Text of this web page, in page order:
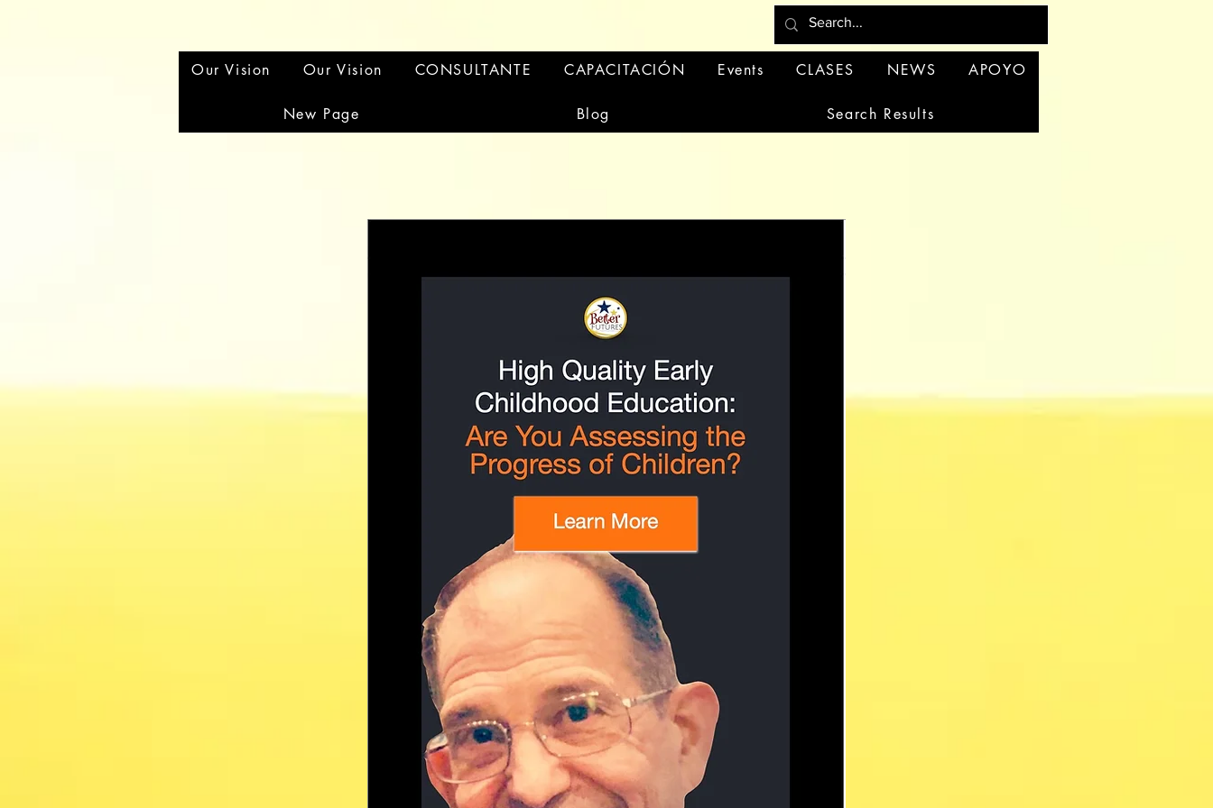
Our Vision Our Vision CONSULTANTE CAPACITACIÓN Events CLASES NEWS APOYO
New Page Blog Search Results